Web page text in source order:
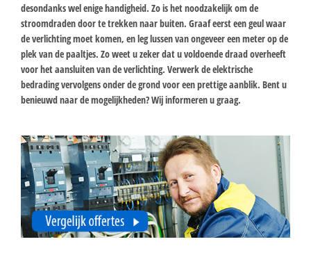
desondanks wel enige handigheid. Zo is het noodzakelijk om de
stroomdraden door te trekken naar buiten. Graaf eerst een geul waar
de verlichting moet komen, en leg lussen van ongeveer een meter op de
plek van de paaltjes. Zo weet u zeker dat u voldoende draad overheeft
voor het aansluiten van de verlichting. Verwerk de elektrische
bedrading vervolgens onder de grond voor een prettige aanblik. Bent u
benieuwd naar de mogelijkheden? Wij informeren u graag.